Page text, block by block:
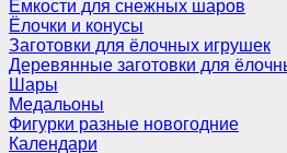
Емкости для снежных шаров
Ёлочки и конусы
Заготовки для ёлочных игрушек
Деревянные заготовки для
Шары
Медальоны
Фигурки разные новогодние
Календари